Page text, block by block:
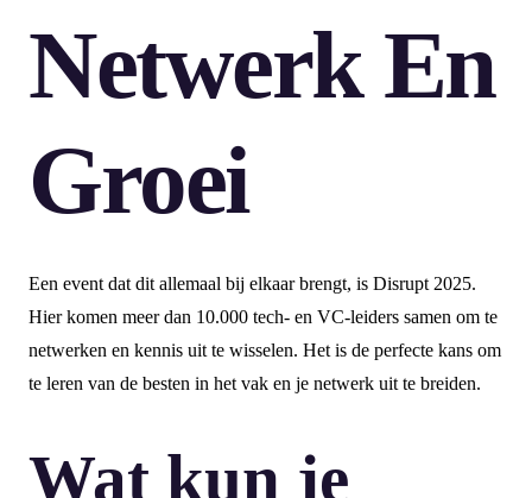
Netwerk En
Groei
Een event dat dit allemaal bij elkaar brengt, is Disrupt 2025.
Hier komen meer dan 10.000 tech- en VC-leiders samen om te
netwerken en kennis uit te wisselen. Het is de perfecte kans om
te leren van de besten in het vak en je netwerk uit te breiden.
Wat kun je